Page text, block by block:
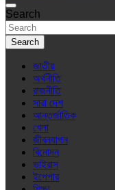
Search
Search
জাতীয়
অর্থনীতি
রাজনীতি
সারা দেশ
আন্তর্জাতিক
খেলা
জীবনযাপন
বিনোদন
ভাইরাস
ইপেপার